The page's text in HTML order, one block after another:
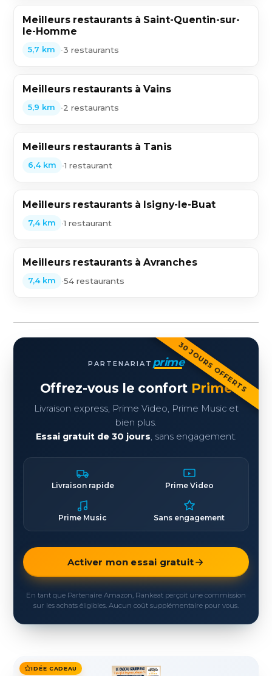
Meilleurs restaurants à Saint-Quentin-sur-
le-Homme
5,7 km •3 restaurants
Meilleurs restaurants à Vains
5,9 km •2 restaurants
Meilleurs restaurants à Tanis
6,4 km •1 restaurant
Meilleurs restaurants à Isigny-le-Buat
7,4 km •1 restaurant
Meilleurs restaurants à Avranches
7,4 km •54 restaurants
30 JOURS OFFERTS
PARTENARIAT prime
Offrez-vous le confort Prime
Livraison express, Prime Video, Prime Music et
bien plus.
Essai gratuit de 30 jours, sans engagement.
Livraison rapide Prime Video
Prime Music Sans engagement
Activer mon essai gratuit
En tant que Partenaire Amazon, Rankeat perçoit une commission
sur les achats éligibles. Aucun coût supplémentaire pour vous.
IDÉE CADEAU